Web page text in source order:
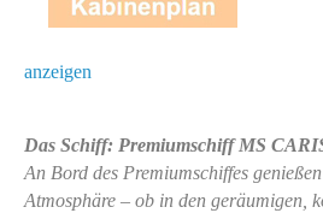
anzeigen
Das Schiff: Premiumschiff MS
An Bord des Premiumschiffes
Atmosphäre – ob in den geräumigen,